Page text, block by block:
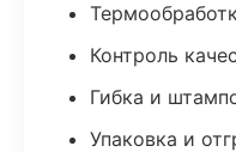
Контроль
Гибка и
Упаковка и